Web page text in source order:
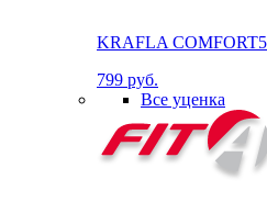
KRAFLA
799 руб.
Все уценка